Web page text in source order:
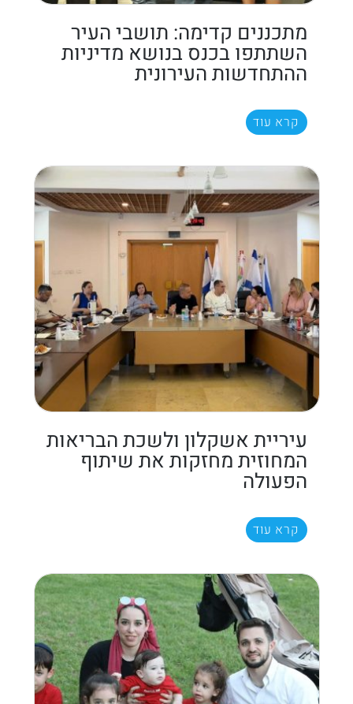
מתכננים קדימה: תושבי העיר
השתתפו בכנס בנושא מדיניות
ההתחדשות העירונית
קרא עוד
עיריית אשקלון ולשכת הבריאות
המחוזית מחזקות את שיתוף
הפעולה
קרא עוד